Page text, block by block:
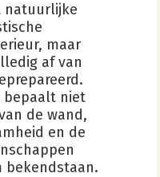
natuurlijke
maar
af van
bepaalt niet
de wand,
en de
bekendstaan.